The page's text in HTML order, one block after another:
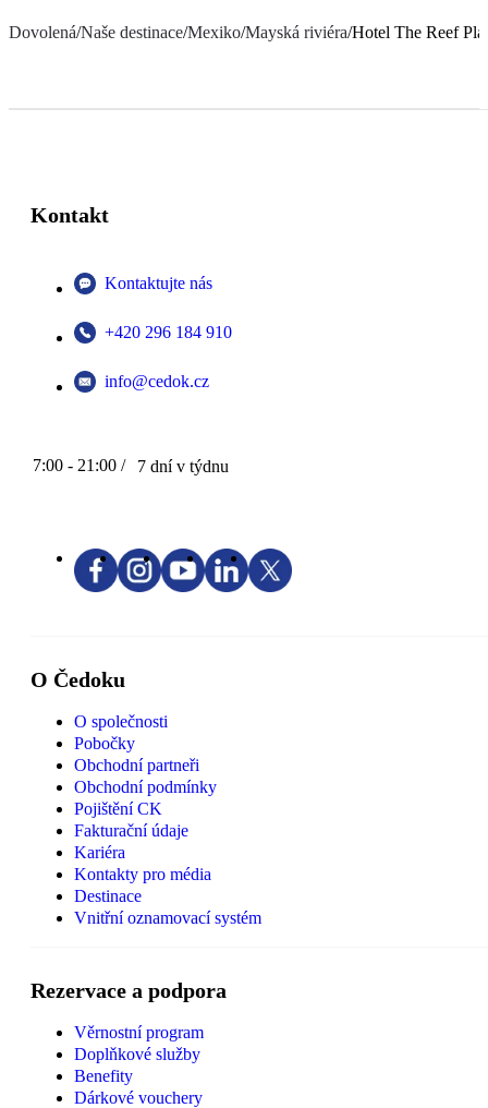
Dovolená/Naše destinace/Mexiko/Mayská riviéra/Hotel The Reef
Kontakt
Kontaktujte nás
+420 296 184 910
info@cedok.cz
7:00 - 21:00 / 7 dní v týdnu
O Čedoku
O společnosti
Pobočky
Obchodní partneři
Obchodní podmínky
Pojištění CK
Fakturační údaje
Kariéra
Kontakty pro média
Destinace
Vnitřní oznamovací systém
Rezervace a podpora
Věrnostní program
Doplňkové služby
Benefity
Dárkové vouchery